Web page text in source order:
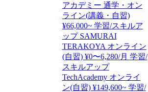
アカデミー 通学・オン
ライン(講義・自習)
¥66,000~ 学習/スキルア
ップ SAMURAI
TERAKOYA オンライン
(自習) ¥0〜6,280/月 学習/
スキルアップ
TechAcademy オンライ
ン(自習) ¥149,600~ 学習/